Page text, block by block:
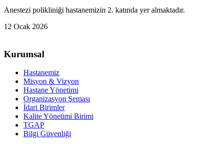
Anestezi polikliniği hastanemizin 2. katında yer almaktadır.
12 Ocak 2026
Kurumsal
Hastanemiz
Misyon & Vizyon
Hastane Yönetimi
Organizasyon Şeması
İdari Birimler
Kalite Yönetimi Birimi
TGAP
Bilgi Güvenliği